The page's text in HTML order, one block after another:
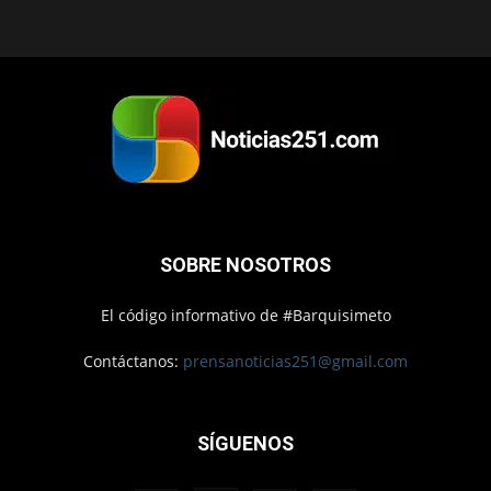
SOBRE NOSOTROS
El código informativo de #Barquisimeto
Contáctanos: prensanoticias251@gmail.com
SÍGUENOS